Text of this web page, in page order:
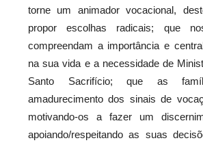
torne um animador vocacional,
propor escolhas radicais; que
compreendam a importância e
na sua vida e a necessidade de
Santo Sacrifício; que as
amadurecimento dos sinais de
motivando-os a fazer um
apoiando/respeitando as suas